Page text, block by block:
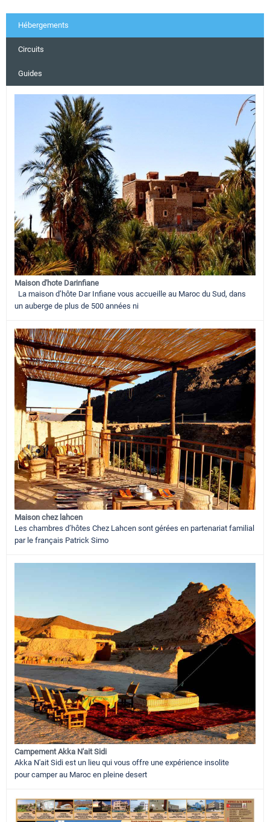
Hébergements
Circuits
Guides
Maison d'hote Darinfiane
La maison d’hôte Dar Infiane vous accueille au Maroc du Sud, dans
un auberge de plus de 500 années ni
Maison chez lahcen
Les chambres d’hôtes Chez Lahcen sont gérées en partenariat familial
par le français Patrick Simo
Campement Akka N'ait Sidi
Akka N'ait Sidi est un lieu qui vous offre une expérience insolite
pour camper au Maroc en pleine desert